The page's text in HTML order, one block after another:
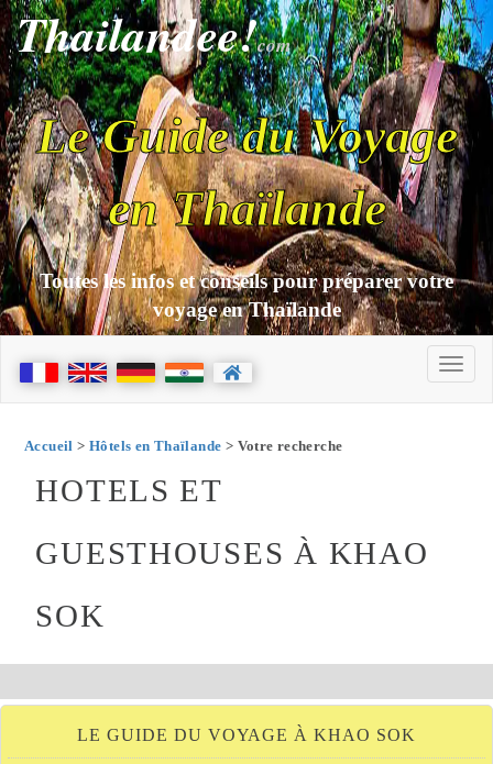
Thailandee!com
Le Guide du Voyage
en Thaïlande
Toutes les infos et conseils pour préparer votre
voyage en Thaïlande
Accueil > Hôtels en Thaïlande > Votre recherche
HOTELS ET
GUESTHOUSES À KHAO
SOK
LE GUIDE DU VOYAGE À KHAO SOK